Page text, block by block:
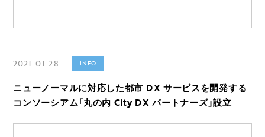
2021.01.28 INFO
ニューノーマルに対応した都市 DX サービスを開発する
コンソーシアム「丸の内 City DX パートナーズ」設立